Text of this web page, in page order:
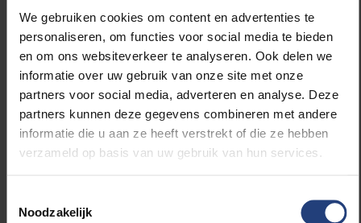
We gebruiken cookies om content en advertenties te
personaliseren, om functies voor social media te bieden
en om ons websiteverkeer te analyseren. Ook delen we
informatie over uw gebruik van onze site met onze
partners voor social media, adverteren en analyse. Deze
partners kunnen deze gegevens combineren met andere
informatie die u aan ze heeft verstrekt of die ze hebben
verzameld op basis van uw gebruik van hun services.
Noodzakelijk
nuance en landspecifieke analyse in acht moet
nemen en moet ondersteunen om de ontwikkelings-
en klimaatdoelstellingen in Afrika te bereiken. De weg
naar schone energiesystemen hangt sterk af van de
specifieke omstandigheden in elk Afrikaans land.”
De auteurs wijzen erop dat uit onderzoek consequent
is gebleken dat hernieuwbare energie in Afrika en de
tegen klimaatverandering en een betere